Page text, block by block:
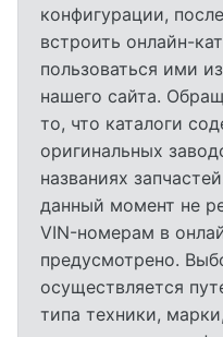
конфигурации,
встроить онлайн-
пользоваться ими
нашего сайта.
то, что каталоги
оригинальных
названиях
данный момент не
VIN-номерам в
предусмотрено.
осуществляется
типа техники,